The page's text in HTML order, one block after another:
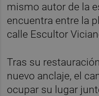
mismo autor de la
encuentra entre la
calle Escultor
Tras su
nuevo anclaje, el
ocupar su lugar